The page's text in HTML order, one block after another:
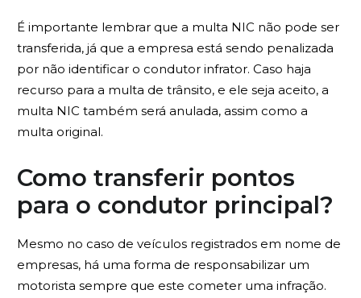
É importante lembrar que a multa NIC não pode ser
transferida, já que a empresa está sendo penalizada
por não identificar o condutor infrator. Caso haja
recurso para a multa de trânsito, e ele seja aceito, a
multa NIC também será anulada, assim como a
multa original.
Como transferir pontos
para o condutor principal?
Mesmo no caso de veículos registrados em nome de
empresas, há uma forma de responsabilizar um
motorista sempre que este cometer uma infração.